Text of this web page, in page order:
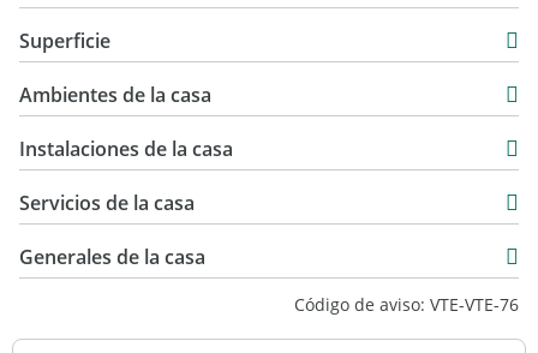
Llámame y coordinamos visita!
Acepta permuta
Ambientes:
Galería semicubierta
Pileta (4x10)
Sala de juegos
Toilette
USD 680.000
Superficie
1.010 m2
34 m2
Ambientes de la casa
Instalaciones de la casa
Servicios de la casa
Generales de la casa
Código de aviso: VTE-VTE-76